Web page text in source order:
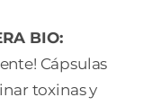
BIO:
Cápsulas
toxinas y